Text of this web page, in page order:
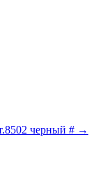
черный # →